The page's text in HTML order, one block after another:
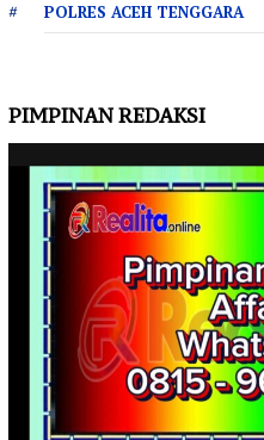
POLRES ACEH TENGGARA
PIMPINAN REDAKSI